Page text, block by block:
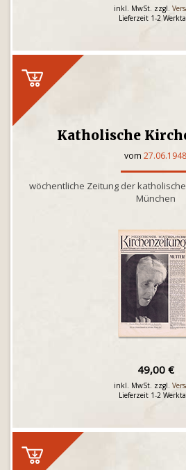
inkl. MwSt. zzgl.
Lieferzeit 1-2
Katholische
vom 27.06.1948
wöchentliche Zeitung der
München
49,00 €
inkl. MwSt. zzgl.
Lieferzeit 1-2